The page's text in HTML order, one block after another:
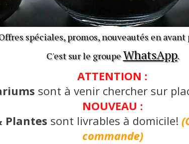
spéciales, promos, nouveautés en
C'est sur le groupeWhatsApp.
ATTENTION :
sont à venir chercher sur
NOUVEAU :
Plantes sont livrables à domicile!
commande)